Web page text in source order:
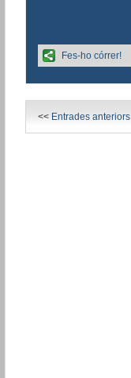
Fes-ho córrer!
<< Entrades anteriors